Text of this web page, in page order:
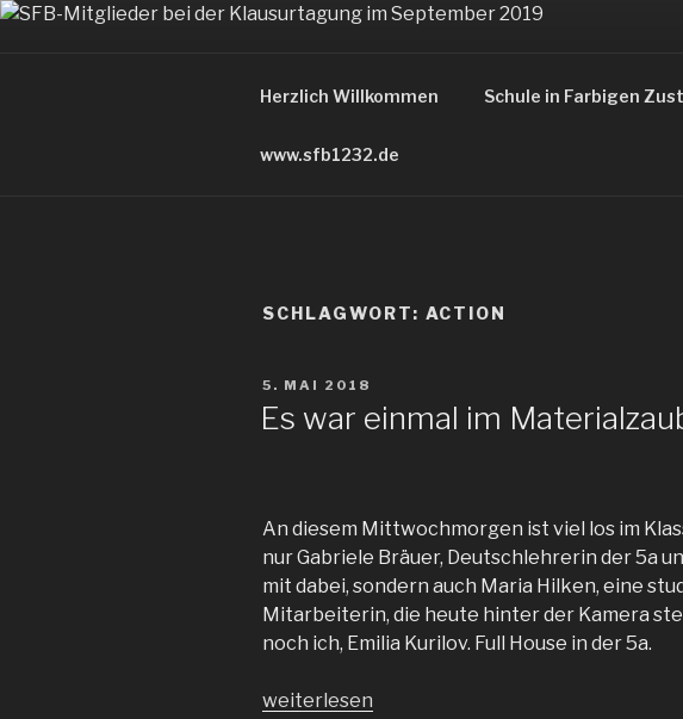
Zum
FARBIGE
Herzlich Willkommen Schule in Farbigen
www.sfb1232.de
SCHLAGWORT: ACTION
VERÖFFENTLICHT
5. MAI 2018
Es war einmal im
An diesem Mittwochmorgen ist viel los im
nur Gabriele Bräuer, Deutschlehrerin der 5a
mit dabei, sondern auch Maria Hilken, eine
Mitarbeiterin, die heute hinter der Kamera
noch ich, Emilia Kurilov. Full House in der 5a.
„Es
weiterlesen